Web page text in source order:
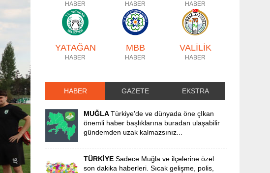
HABER HABER HABER
YATAĞAN
HABER
MBB
HABER
VALİLİK
HABER
HABER GAZETE EKSTRA
MUĞLATürkiye'de ve dünyada öne çIkan
önemli haber başlıklarına buradan ulaşabilir
gündemden uzak kalmazsınız...
TÜRKİYESadece Muğla ve ilçelerine özel
son dakika haberleri. Sıcak gelişme, polis,